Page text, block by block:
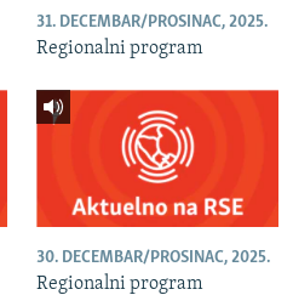
31. DECEMBAR/PROSINAC, 2025.
Regionalni program
30. DECEMBAR/PROSINAC, 2025.
Regionalni program